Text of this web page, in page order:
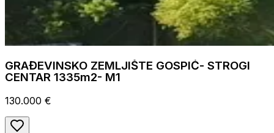
GRAĐEVINSKO ZEMLJIŠTE GOSPIĆ- STROGI
CENTAR 1335m2- M1
130.000 €